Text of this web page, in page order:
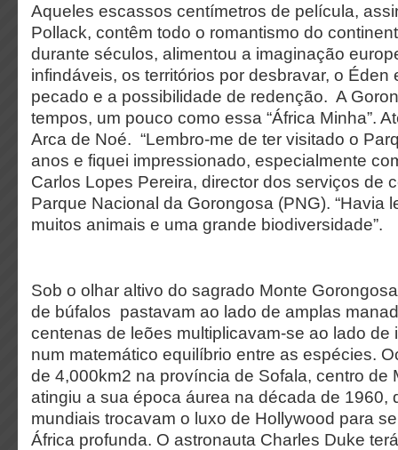
Aqueles escassos centímetros de película,
Pollack, contêm todo o romantismo do
durante séculos, alimentou a imaginação
infindáveis, os territórios por desbravar, o Éden
pecado e a possibilidade de redenção. A
tempos, um pouco como essa “África Minha”.
Arca de Noé. “Lembro-me de ter visitado o
anos e fiquei impressionado, especialmente
Carlos Lopes Pereira, director dos serviços de
Parque Nacional da Gorongosa (PNG). “Havia
muitos animais e uma grande biodiversidade”.
Sob o olhar altivo do sagrado Monte
de búfalos pastavam ao lado de amplas
centenas de leões multiplicavam-se ao lado de
num matemático equilíbrio entre as espécies.
de 4,000km2 na província de Sofala, centro de
atingiu a sua época áurea na década de 1960,
mundiais trocavam o luxo de Hollywood para
África profunda. O astronauta Charles Duke